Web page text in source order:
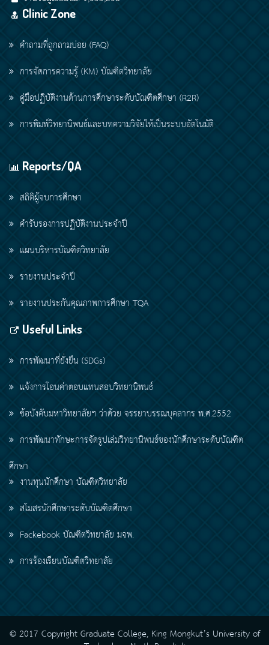
Clinic Zone
คำถามที่ถูกถามบ่อย (FAQ)
การจัดการความรู้ (KM) บัณฑิตวิทยาลัย
คู่มือปฏิบัติงานด้านการศึกษาระดับบัณฑิตศึกษา (R2R)
การพิมพ์วิทยานิพนธ์และบทความวิจัยให้เป็นระบบอัตโนมัติ
Reports/QA
สถิติผู้จบการศึกษา
คำรับรองการปฏิบัติงานประจำปี
แผนบริหารบัณฑิตวิทยาลัย
รายงานประจำปี
รายงานประกันคุณภาพการศึกษา TQA
Useful Links
การพัฒนาที่ยั่งยืน (SDGs)
แจ้งการโอนค่าตอบแทนสอบวิทยานิพนธ์
ข้อบังคับมหาวิทยาลัยฯ ว่าด้วย จรรยาบรรณบุคลากร พ.ศ.2552
การพัฒนาทักษะการจัดรูปเล่มวิทยานิพนธ์ของนักศึกษาระดับบัณฑิต
ศึกษา
งานทุนนักศึกษา บัณฑิตวิทยาลัย
สโมสรนักศึกษาระดับบัณฑิตศึกษา
Fackebook บัณฑิตวิทยาลัย มจพ.
การร้องเรียนบัณฑิตวิทยาลัย
© 2017 Copyright Graduate College, King Mongkut’s University of